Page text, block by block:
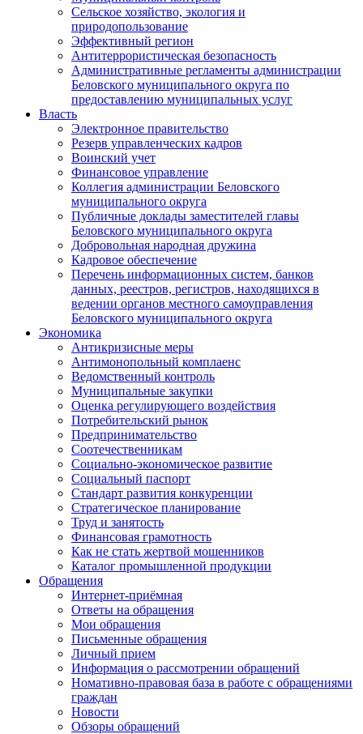
Сельское хозяйство, экология и
природопользование
Эффективный регион
Антитеррористическая безопасность
Административные регламенты администрации
Беловского муниципального округа по
предоставлению муниципальных услуг
Власть
Электронное правительство
Резерв управленческих кадров
Воинский учет
Финансовое управление
Коллегия администрации Беловского
муниципального округа
Публичные доклады заместителей главы
Беловского муниципального округа
Добровольная народная дружина
Кадровое обеспечение
Перечень информационных систем, банков
данных, реестров, регистров, находящихся в
ведении органов местного самоуправления
Беловского муниципального округа
Экономика
Антикризисные меры
Антимонопольный комплаенс
Ведомственный контроль
Муниципальные закупки
Оценка регулирующего воздействия
Потребительский рынок
Предпринимательство
Соотечественникам
Социально-экономическое развитие
Социальный паспорт
Стандарт развития конкуренции
Стратегическое планирование
Труд и занятость
Финансовая грамотность
Как не стать жертвой мошенников
Каталог промышленной продукции
Обращения
Интернет-приёмная
Ответы на обращения
Мои обращения
Письменные обращения
Личный прием
Информация о рассмотрении обращений
Номативно-правовая база в работе с обращениями
граждан
Новости
Обзоры обращений